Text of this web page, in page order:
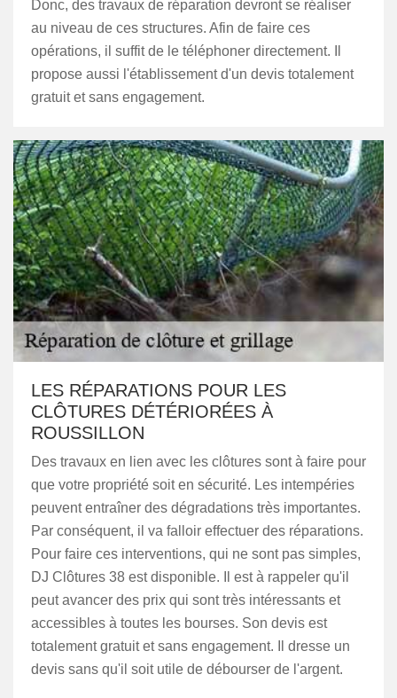
Donc, des travaux de réparation devront se réaliser
au niveau de ces structures. Afin de faire ces
opérations, il suffit de le téléphoner directement. Il
propose aussi l'établissement d'un devis totalement
gratuit et sans engagement.
LES RÉPARATIONS POUR LES
CLÔTURES DÉTÉRIORÉES À
ROUSSILLON
Des travaux en lien avec les clôtures sont à faire pour
que votre propriété soit en sécurité. Les intempéries
peuvent entraîner des dégradations très importantes.
Par conséquent, il va falloir effectuer des réparations.
Pour faire ces interventions, qui ne sont pas simples,
DJ Clôtures 38 est disponible. Il est à rappeler qu'il
peut avancer des prix qui sont très intéressants et
accessibles à toutes les bourses. Son devis est
totalement gratuit et sans engagement. Il dresse un
devis sans qu'il soit utile de débourser de l'argent.